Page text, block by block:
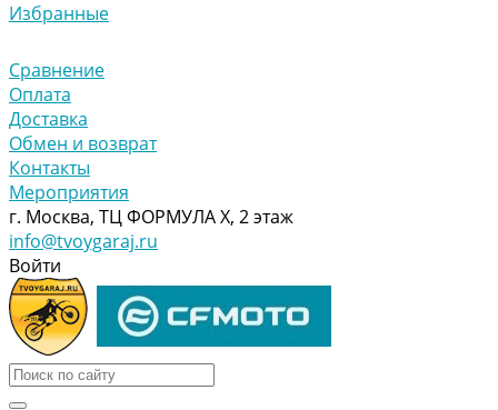
Избранные
Сравнение
Оплата
Доставка
Обмен и возврат
Контакты
Мероприятия
г. Москва, ТЦ ФОРМУЛА Х, 2 этаж
info@tvoygaraj.ru
Войти